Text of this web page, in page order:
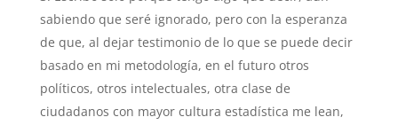
sabiendo que seré ignorado, pero con la esperanza
de que, al dejar testimonio de lo que se puede decir
basado en mi metodología, en el futuro otros
políticos, otros intelectuales, otra clase de
ciudadanos con mayor cultura estadística me lean,